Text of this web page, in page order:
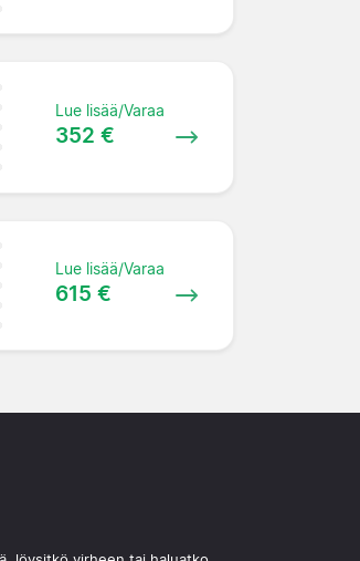
Lue lisää/Varaa
352 €
Lue lisää/Varaa
615 €